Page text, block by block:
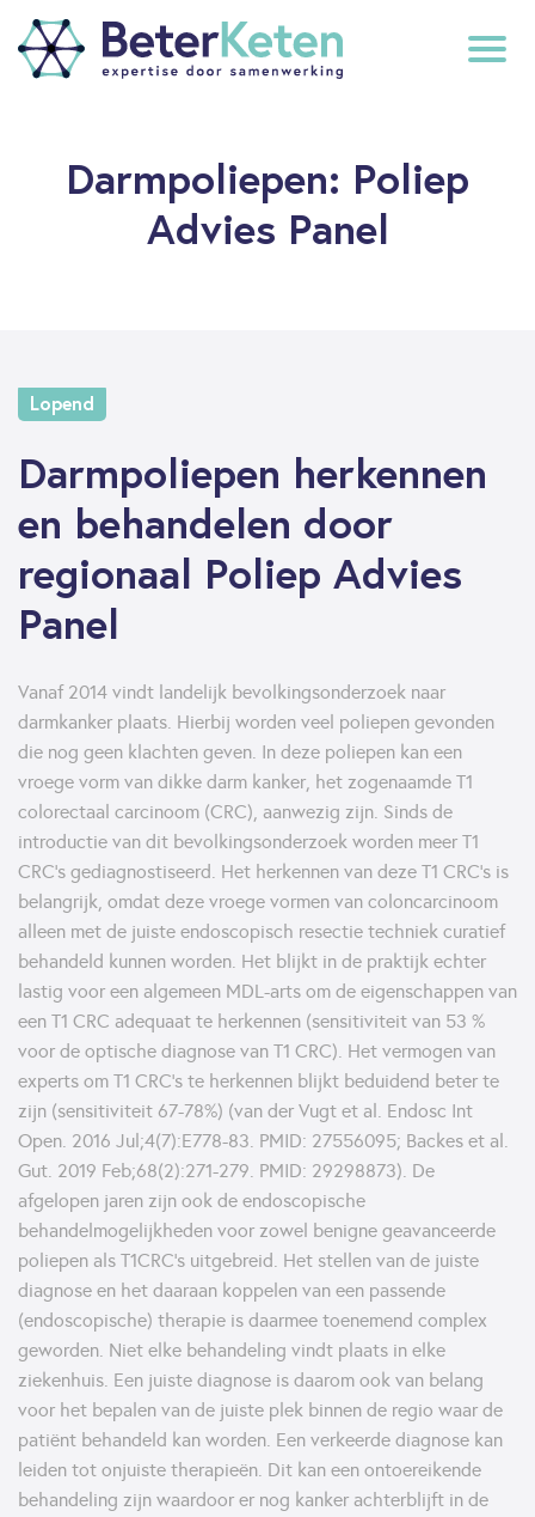
topDarmpoliepen: Poliep
Advies Panel
Lopend
Darmpoliepen herkennen
en behandelen door
regionaal Poliep Advies
Panel
Vanaf 2014 vindt landelijk bevolkingsonderzoek naar
darmkanker plaats. Hierbij worden veel poliepen gevonden
die nog geen klachten geven. In deze poliepen kan een
vroege vorm van dikke darm kanker, het zogenaamde T1
colorectaal carcinoom (CRC), aanwezig zijn. Sinds de
introductie van dit bevolkingsonderzoek worden meer T1
CRC’s gediagnostiseerd. Het herkennen van deze T1 CRC’s is
belangrijk, omdat deze vroege vormen van coloncarcinoom
alleen met de juiste endoscopisch resectie techniek curatief
behandeld kunnen worden. Het blijkt in de praktijk echter
lastig voor een algemeen MDL-arts om de eigenschappen van
een T1 CRC adequaat te herkennen (sensitiviteit van 53 %
voor de optische diagnose van T1 CRC). Het vermogen van
experts om T1 CRC’s te herkennen blijkt beduidend beter te
zijn (sensitiviteit 67-78%) (van der Vugt et al. Endosc Int
Open. 2016 Jul;4(7):E778-83. PMID: 27556095; Backes et al.
Gut. 2019 Feb;68(2):271-279. PMID: 29298873). De
afgelopen jaren zijn ook de endoscopische
behandelmogelijkheden voor zowel benigne geavanceerde
poliepen als T1CRC’s uitgebreid. Het stellen van de juiste
diagnose en het daaraan koppelen van een passende
(endoscopische) therapie is daarmee toenemend complex
geworden. Niet elke behandeling vindt plaats in elke
ziekenhuis. Een juiste diagnose is daarom ook van belang
voor het bepalen van de juiste plek binnen de regio waar de
patiënt behandeld kan worden. Een verkeerde diagnose kan
leiden tot onjuiste therapieën. Dit kan een ontoereikende
behandeling zijn waardoor er nog kanker achterblijft in de